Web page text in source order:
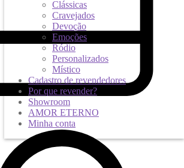
Clássicas
Cravejados
Devoção
Emoções
Ródio
Personalizados
Místico
Cadastro de revendedores
Por que revender?
Showroom
AMOR ETERNO
Minha conta